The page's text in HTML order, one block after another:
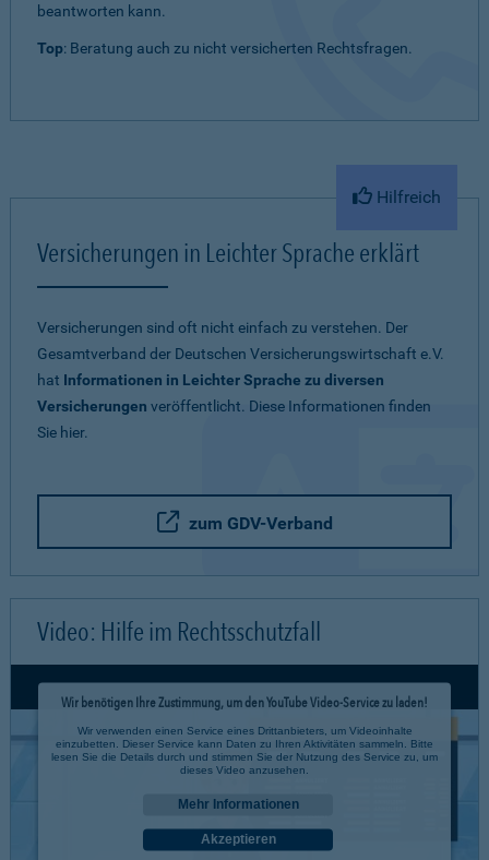
beantworten kann.
Top: Beratung auch zu nicht versicherten Rechtsfragen.
Hilfreich
Versicherungen in Leichter Sprache erklärt
Versicherungen sind oft nicht einfach zu verstehen. Der
Gesamtverband der Deutschen Versicherungswirtschaft e.V.
hat Informationen in Leichter Sprache zu diversen
Versicherungen veröffentlicht. Diese Informationen finden
Sie hier.
zum GDV-Verband
Video: Hilfe im Rechtsschutzfall
Wir benötigen Ihre Zustimmung, um den YouTube Video-Service zu laden!
Wir verwenden einen Service eines Drittanbieters, um Videoinhalte
einzubetten. Dieser Service kann Daten zu Ihren Aktivitäten sammeln. Bitte
lesen Sie die Details durch und stimmen Sie der Nutzung des Service zu, um
dieses Video anzusehen.
Mehr Informationen
Akzeptieren